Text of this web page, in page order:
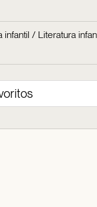
infantil / Literatura